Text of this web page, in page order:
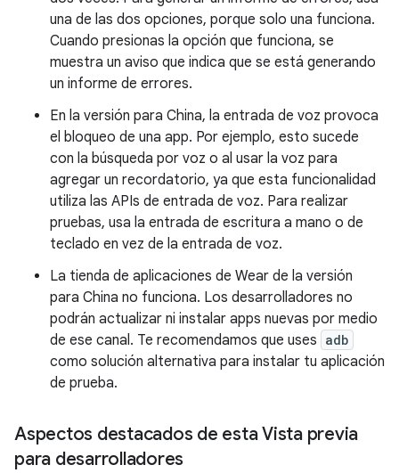
una de las dos opciones, porque solo una funciona.
Cuando presionas la opción que funciona, se
muestra un aviso que indica que se está generando
un informe de errores.
En la versión para China, la entrada de voz provoca
el bloqueo de una app. Por ejemplo, esto sucede
con la búsqueda por voz o al usar la voz para
agregar un recordatorio, ya que esta funcionalidad
utiliza las APIs de entrada de voz. Para realizar
pruebas, usa la entrada de escritura a mano o de
teclado en vez de la entrada de voz.
La tienda de aplicaciones de Wear de la versión
para China no funciona. Los desarrolladores no
podrán actualizar ni instalar apps nuevas por medio
de ese canal. Te recomendamos que uses adb
como solución alternativa para instalar tu aplicación
de prueba.
Aspectos destacados de esta Vista previa
para desarrolladores